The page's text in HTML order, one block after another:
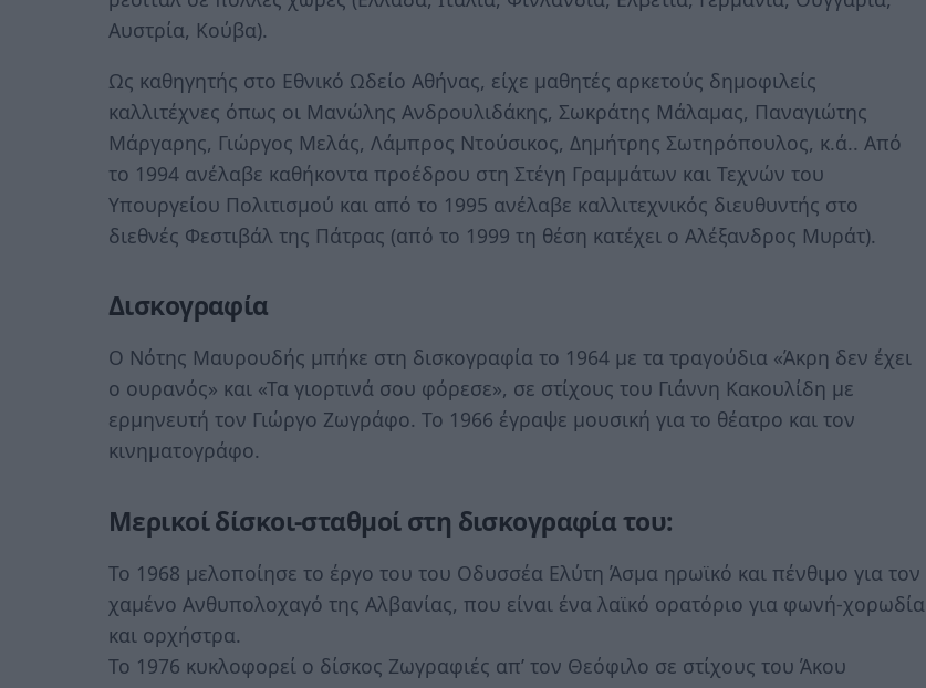
Αυστρία, Κούβα).
Ως καθηγητής στο Εθνικό Ωδείο Αθήνας, είχε μαθητές αρκετούς δημοφιλείς
καλλιτέχνες όπως οι Μανώλης Ανδρουλιδάκης, Σωκράτης Μάλαμας, Παναγιώτης
Μάργαρης, Γιώργος Μελάς, Λάμπρος Ντούσικος, Δημήτρης Σωτηρόπουλος, κ.ά.. Από
το 1994 ανέλαβε καθήκοντα προέδρου στη Στέγη Γραμμάτων και Τεχνών του
Υπουργείου Πολιτισμού και από το 1995 ανέλαβε καλλιτεχνικός διευθυντής στο
διεθνές Φεστιβάλ της Πάτρας (από το 1999 τη θέση κατέχει ο Αλέξανδρος Μυράτ).
Δισκογραφία
Ο Νότης Μαυρουδής μπήκε στη δισκογραφία το 1964 με τα τραγούδια «Άκρη δεν έχει
ο ουρανός» και «Τα γιορτινά σου φόρεσε», σε στίχους του Γιάννη Κακουλίδη με
ερμηνευτή τον Γιώργο Ζωγράφο. Το 1966 έγραψε μουσική για το θέατρο και τον
κινηματογράφο.
Μερικοί δίσκοι-σταθμοί στη δισκογραφία του:
Το 1968 μελοποίησε το έργο του του Οδυσσέα Ελύτη Άσμα ηρωϊκό και πένθιμο για τον
χαμένο Ανθυπολοχαγό της Αλβανίας, που είναι ένα λαϊκό ορατόριο για φωνή-χορωδία
και ορχήστρα.
Το 1976 κυκλοφορεί ο δίσκος Ζωγραφιές απ’ τον Θεόφιλο σε στίχους του Άκου